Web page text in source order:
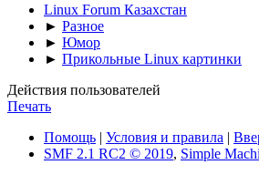
Linux Forum Казахстан
► Разное
► Юмор
► Прикольные Linux картинки
Действия пользователей
Печать
Помощь | Условия и правила |
SMF 2.1 RC2 © 2019, Simple